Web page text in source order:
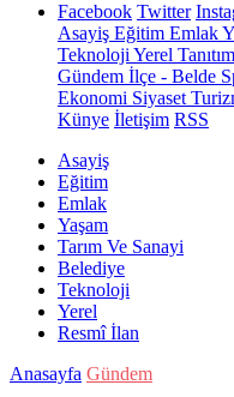
Facebook Twitter
Asayiş Eğitim Emlak
Teknoloji Yerel Tanıtım
Gündem İlçe - Belde
Ekonomi Siyaset
Künye İletişim RSS
Asayiş
Eğitim
Emlak
Yaşam
Tarım Ve Sanayi
Belediye
Teknoloji
Yerel
Resmî İlan
Anasayfa Gündem